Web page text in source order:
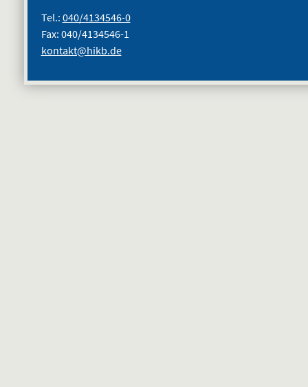
Tel.: 040/4134546-0
Fax: 040/4134546-1
kontakt@hikb.de